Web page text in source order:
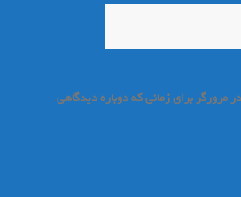
مرورگر برای زمانی که دوباره دیدگاهی